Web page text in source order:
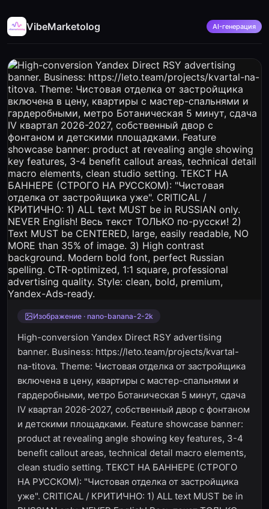
VibeMarketolog AI-генерация
Изображение · nano-banana-2-2k
High-conversion Yandex Direct RSY advertising
banner. Business: https://leto.team/projects/kvartal-
na-titova. Theme: Чистовая отделка от застройщика
включена в цену, квартиры с мастер-спальнями и
гардеробными, метро Ботаническая 5 минут, сдача
IV квартал 2026-2027, собственный двор с фонтаном
и детскими площадками. Feature showcase banner:
product at revealing angle showing key features, 3-4
benefit callout areas, technical detail macro elements,
clean studio setting. ТЕКСТ НА БАННЕРЕ (СТРОГО
НА РУССКОМ): "Чистовая отделка от застройщика
уже". CRITICAL / КРИТИЧНО: 1) ALL text MUST be in